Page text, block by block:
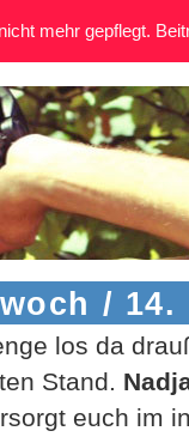
/ 14.
los da
Stand.
euch im
mehr gepflegt.